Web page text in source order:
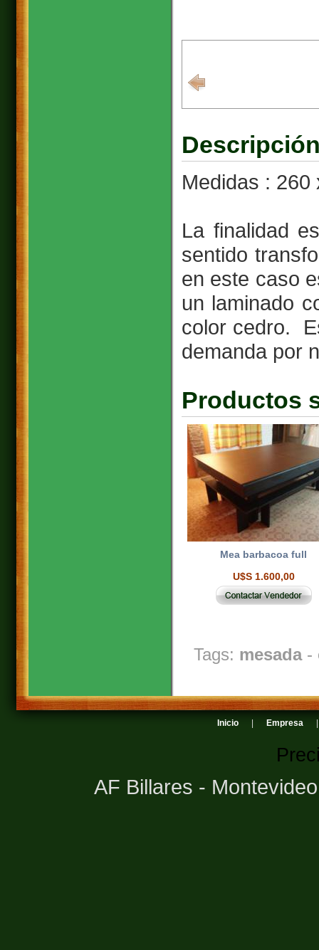
Medidas : 260
La finalidad
sentido
en este caso
un laminado
color cedro.
demanda por
Productos
Mea barbacoa full
U$S 1.600,00
Tags: mesada-
Inicio Empresa
AF Billares -